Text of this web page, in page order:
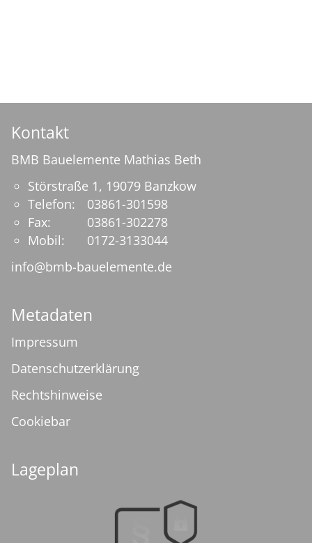
Kontakt
BMB Bauelemente Mathias Beth
Störstraße 1, 19079 Banzkow
Telefon:
03861-301598
Fax:
03861-302278
Mobil:
0172-3133044
info@bmb-bauelemente.de
Metadaten
Impressum
Datenschutzerklärung
Rechtshinweise
Cookiebar
Lageplan